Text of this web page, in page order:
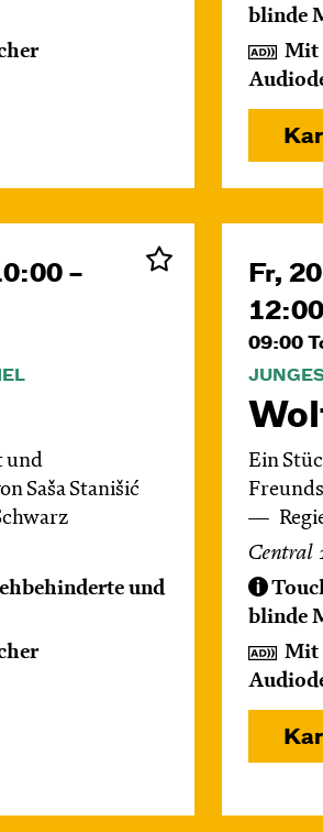
blinde
Mit
–
und
Saša Stanišić
und
Fr,
12:00
09:00
Ein
Central
blinde
Mit